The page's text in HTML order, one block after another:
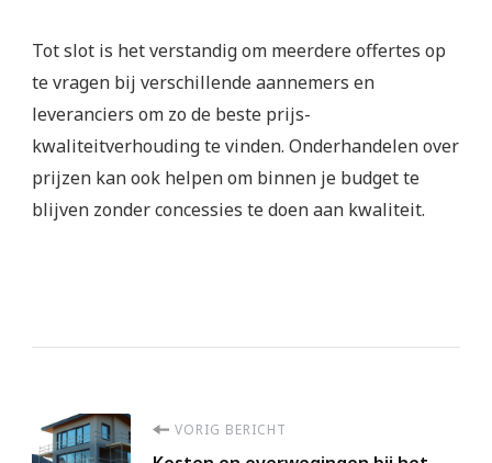
Tot slot is het verstandig om meerdere offertes op
te vragen bij verschillende aannemers en
leveranciers om zo de beste prijs-
kwaliteitverhouding te vinden. Onderhandelen over
prijzen kan ook helpen om binnen je budget te
blijven zonder concessies te doen aan kwaliteit.
Berichtnavigatie
VORIG BERICHT